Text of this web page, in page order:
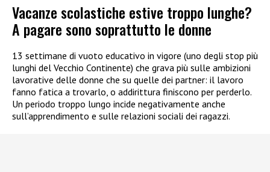
Vacanze scolastiche estive troppo lunghe?
A pagare sono soprattutto le donne
13 settimane di vuoto educativo in vigore (uno degli stop più
lunghi del Vecchio Continente) che grava più sulle ambizioni
lavorative delle donne che su quelle dei partner: il lavoro
fanno fatica a trovarlo, o addirittura finiscono per perderlo.
Un periodo troppo lungo incide negativamente anche
sull’apprendimento e sulle relazioni sociali dei ragazzi.